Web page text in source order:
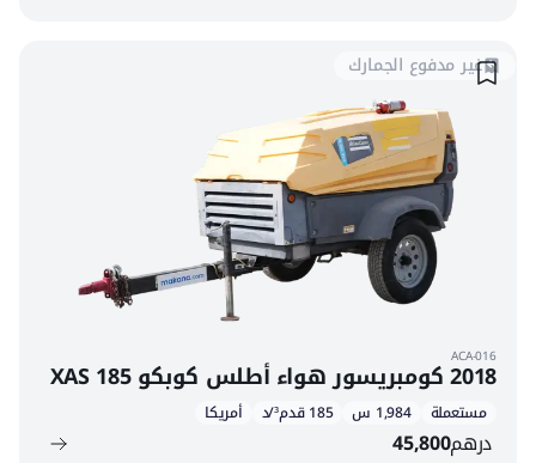
غير مدفوع الجمارك
ACA-016
2018 كومبريسور هواء أطلس كوبكو XAS 185
مستعملة 1,984 س 185 قدم³/د أمريكا
درهم45,800